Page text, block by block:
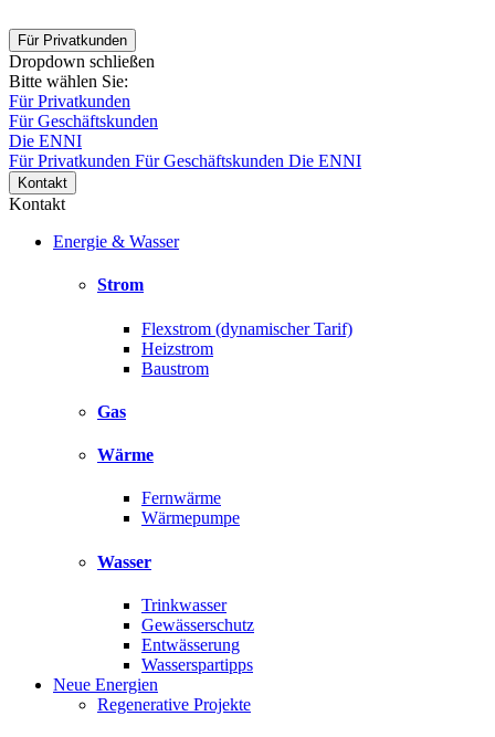
Für Privatkunden
Dropdown schließen
Bitte wählen Sie:
Für Privatkunden
Für Geschäftskunden
Die ENNI
Für Privatkunden Für Geschäftskunden Die ENNI
Kontakt
Kontakt
Energie & Wasser
Strom
Flexstrom (dynamischer Tarif)
Heizstrom
Baustrom
Gas
Wärme
Fernwärme
Wärmepumpe
Wasser
Trinkwasser
Gewässerschutz
Entwässerung
Wasserspartipps
Neue Energien
Regenerative Projekte